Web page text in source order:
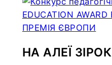
НА АЛЕЇ ЗІРОК